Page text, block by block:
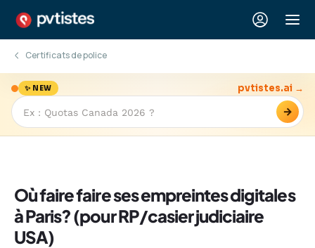
Certificats de police
✨ NEW
→
pvtistes.ai →
Où faire faire ses empreintes digitales
à Paris? (pour RP/casier judiciaire
USA)